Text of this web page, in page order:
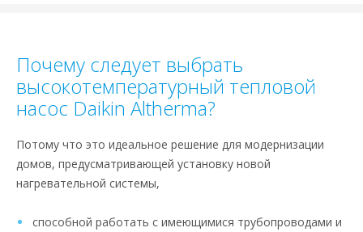
Почему следует выбрать
высокотемпературный тепловой
насос Daikin Altherma?
Потому что это идеальное решение для модернизации
домов, предусматривающей установку новой
нагревательной системы,
способной работать с имеющимися трубопроводами и